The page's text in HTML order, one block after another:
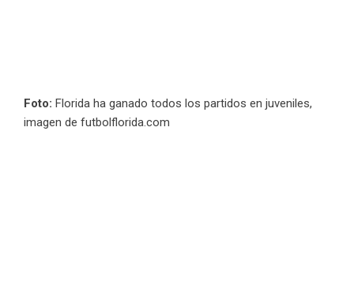
Foto: Florida ha ganado todos los partidos en juveniles,
imagen de futbolflorida.com